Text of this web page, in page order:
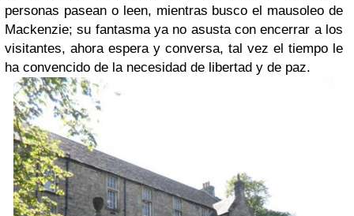
personas pasean o leen, mientras busco el mausoleo de
Mackenzie; su fantasma ya no asusta con encerrar a los
visitantes, ahora espera y conversa, tal vez el tiempo le
ha convencido de la necesidad de libertad y de paz.